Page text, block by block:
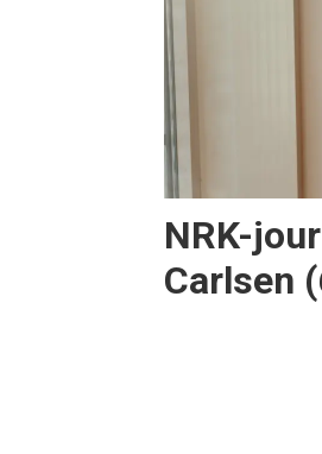
NRK-
Carlsen